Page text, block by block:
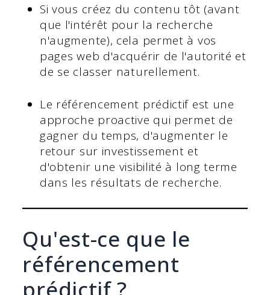
Si vous créez du contenu tôt (avant
que l'intérêt pour la recherche
n'augmente), cela permet à vos
pages web d'acquérir de l'autorité et
de se classer naturellement.
Le référencement prédictif est une
approche proactive qui permet de
gagner du temps, d'augmenter le
retour sur investissement et
d'obtenir une visibilité à long terme
dans les résultats de recherche.
Qu'est-ce que le
référencement